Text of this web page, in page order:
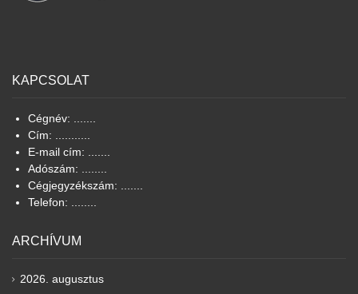
KAPCSOLAT
Cégnév: .......
Cím: ...........
E-mail cím: .......
Adószám: ........
Cégjegyzékszám: .......
Telefon: ........
ARCHÍVUM
2026. augusztus